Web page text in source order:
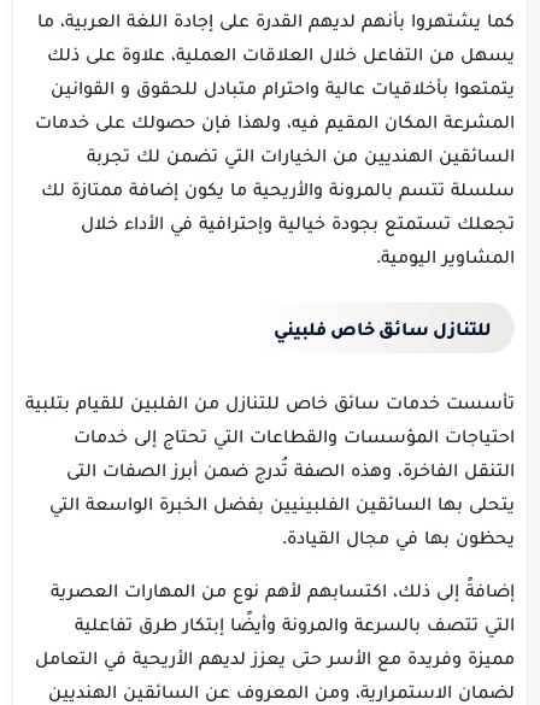
كما يشتهروا بأنهم لديهم القدرة على إجادة اللغة العربية، ما
يسهل من التفاعل خلال العلاقات العملية، علاوة على ذلك
يتمتعوا بأخلاقيات عالية واحترام متبادل للحقوق و القوانين
المشرعة المكان المقيم فيه، ولهذا فإن حصولك على خدمات
السائقين الهنديين من الخيارات التي تضمن لك تجربة
سلسلة تتسم بالمرونة والأريحية ما يكون إضافة ممتازة لك
تجعلك تستمتع بجودة خيالية وإحترافية في الأداء خلال
المشاوير اليومية.
للتنازل سائق خاص فلبيني
تأسست خدمات سائق خاص للتنازل من الفلبين للقيام بتلبية
احتياجات المؤسسات والقطاعات التي تحتاج إلى خدمات
التنقل الفاخرة، وهذه الصفة تُدرج ضمن أبرز الصفات التى
يتحلى بها السائقين الفلبينيين بفضل الخبرة الواسعة التي
يحظون بها في مجال القيادة.
إضافةً إلى ذلك، اكتسابهم لأهم نوع من المهارات العصرية
التي تتصف بالسرعة والمرونة وأيضًا إبتكار طرق تفاعلية
مميزة وفريدة مع الأسر حتى يعزز لديهم الأريحية في التعامل
لضمان الاستمرارية، ومن المعروف عن السائقين الهنديين